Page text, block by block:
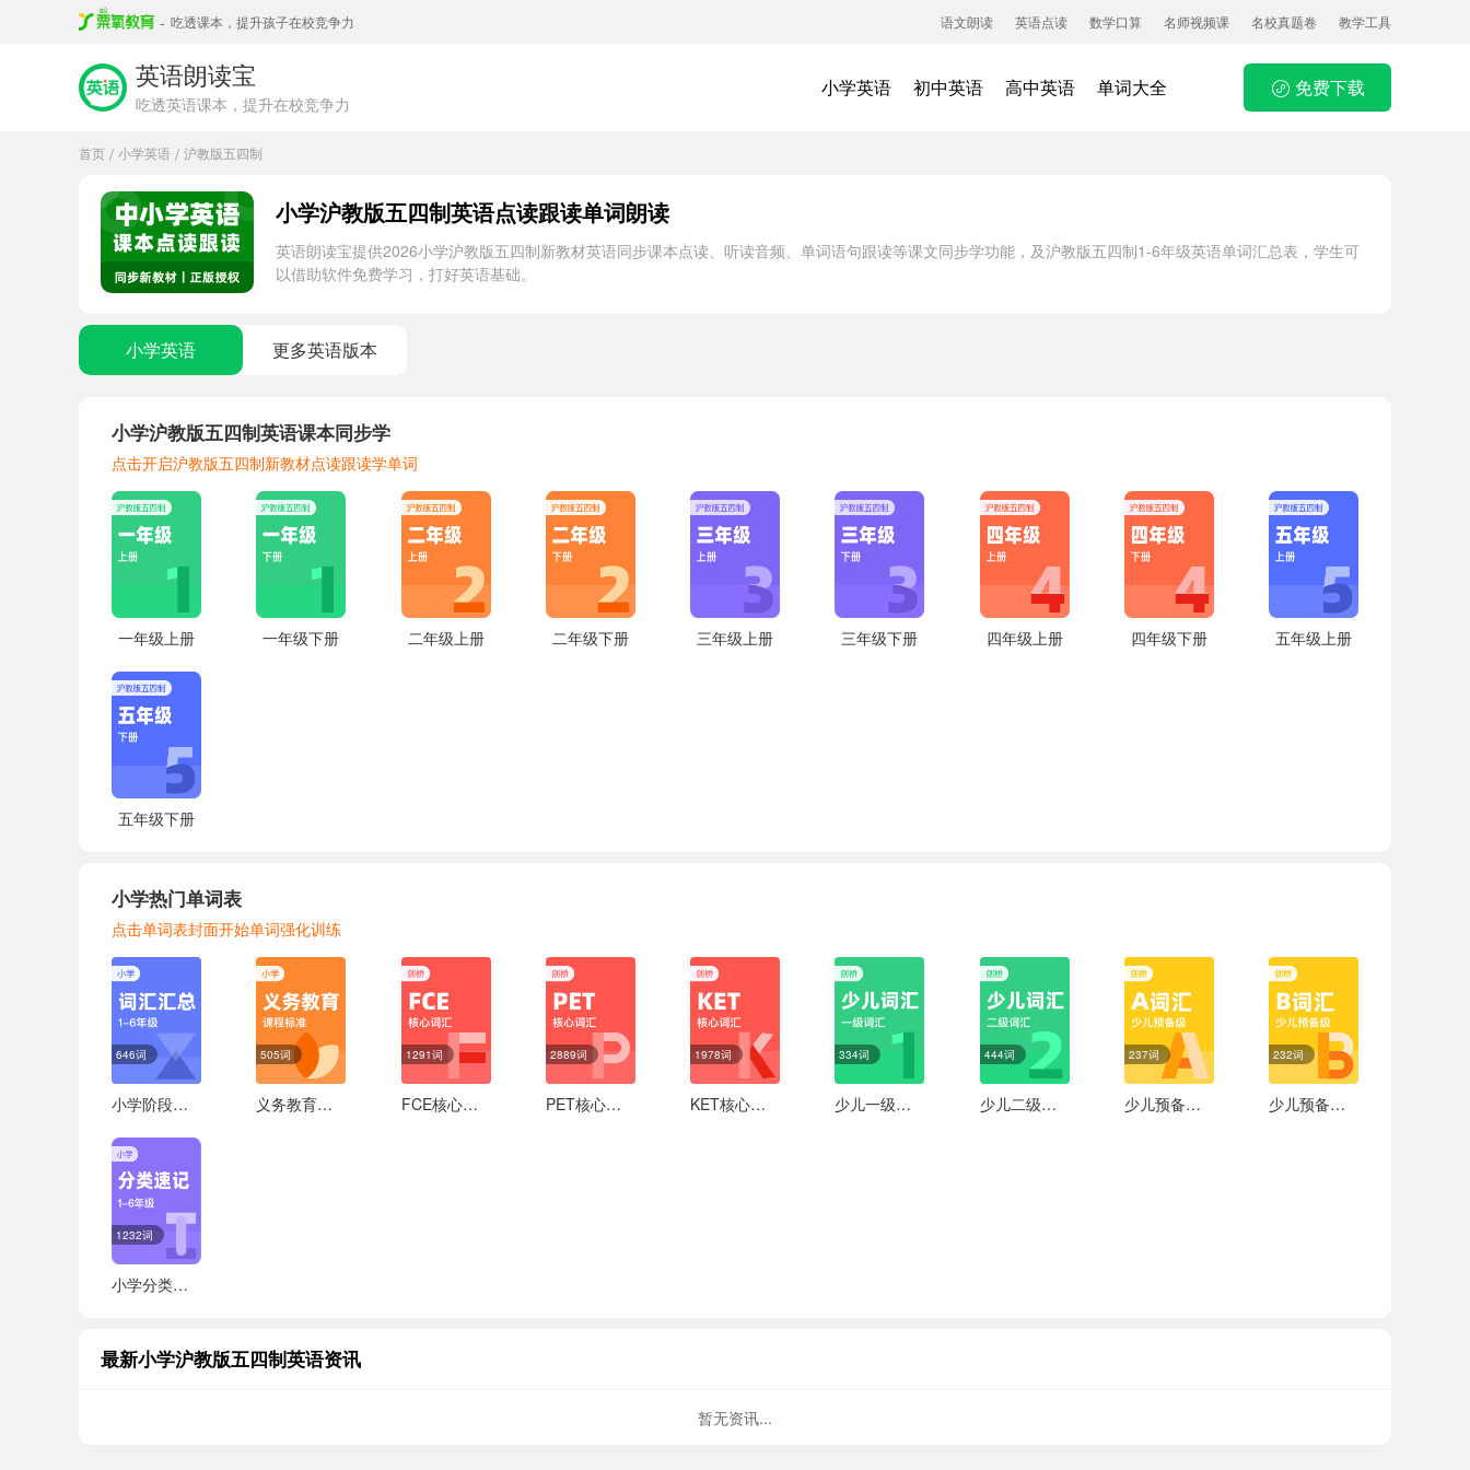
- 吃透课本，提升孩子在校竞争力 语文朗读 英语点读 数学口算 名师视频课 名校真题卷 教学工具
英语朗读宝
吃透英语课本，提升在校竞争力
小学英语 初中英语 高中英语 单词大全 免费下载
首页 / 小学英语 / 沪教版五四制
小学沪教版五四制英语点读跟读单词朗读
英语朗读宝提供2026小学沪教版五四制新教材英语同步课本点读、听读音频、单词语句跟读等课文同步学功能，及沪教版五四制1-6年级英语单词汇总表，学生可
以借助软件免费学习，打好英语基础。
小学英语 更多英语版本
小学沪教版五四制英语课本同步学
点击开启沪教版五四制新教材点读跟读学单词
一年级上册 一年级下册 二年级上册 二年级下册 三年级上册 三年级下册 四年级上册 四年级下册 五年级上册
五年级下册
小学热门单词表
点击单词表封面开始单词强化训练
646词
小学阶段词汇汇总
505词
义务教育课程标准
1291词
FCE核心词汇
2889词
PET核心词汇
1978词
KET核心词汇
334词
少儿一级词汇
444词
少儿二级词汇
237词
少儿预备级A词汇
232词
少儿预备级B词汇
1232词
小学分类速记
最新小学沪教版五四制英语资讯
暂无资讯...